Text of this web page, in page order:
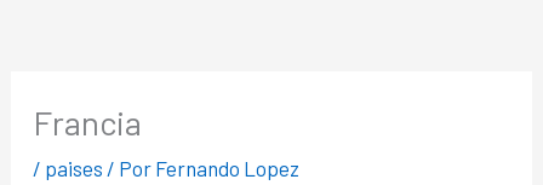
Francia
/ paises / Por Fernando Lopez